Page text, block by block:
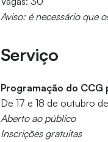
Aviso: é necessário que
Serviço
Programação do
De 17 e 18 de outubro
Aberto ao público
Inscrições gratuitas